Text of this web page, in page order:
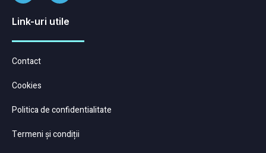
Link-uri utile
Contact
Cookies
Politica de confidentialitate
Termeni și condiții